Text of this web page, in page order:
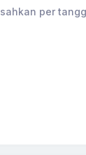
per